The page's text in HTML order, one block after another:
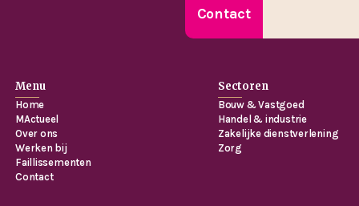
Contact
Menu
Home
MActueel
Over ons
Werken bij
Faillissementen
Contact
Sectoren
Bouw & Vastgoed
Handel & industrie
Zakelijke dienstverlening
Zorg